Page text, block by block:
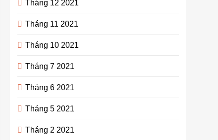
Tháng 12 2021
Tháng 11 2021
Tháng 10 2021
Tháng 7 2021
Tháng 6 2021
Tháng 5 2021
Tháng 2 2021